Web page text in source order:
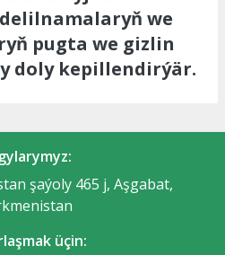
we
pugta we gizlin
doly kepillendirýär.
şaýoly 465 j, Aşgabat,
üçin: